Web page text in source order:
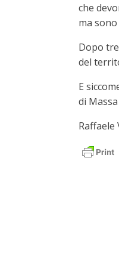
che
ma
Dopo
del
E
di
Raffaele